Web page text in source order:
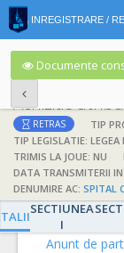
INREGISTRARE /
Documente
RETRAS
TIP
TIP LEGISLATIE:
TRIMIS LA JOUE: NU
DATA TRANSMITERII
DENUMIRE AC: SPITAL
SECTIUNEA
I
DETALII
Anunt de